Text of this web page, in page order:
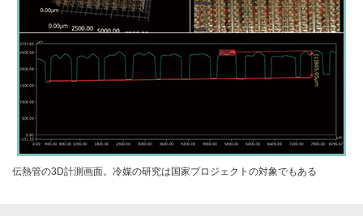
伝熱管の3D計測画面。冷媒の研究は国家プロジェクトの対象でもある